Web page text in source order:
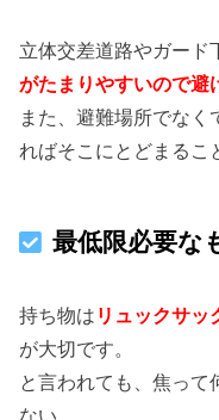
立体交差道路やガード
がたまりやすいので避
また、避難場所でなく
ればそこにとどまるこ
最低限必要な
持ち物は リュックサッ
が大切です。
と言われても、焦って
ない。。。